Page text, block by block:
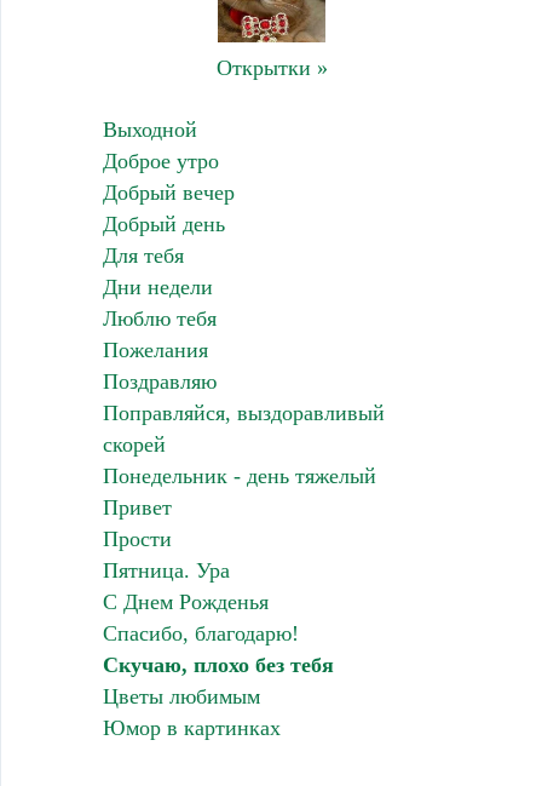
Открытки »
Выходной
Доброе утро
Добрый вечер
Добрый день
Для тебя
Дни недели
Люблю тебя
Пожелания
Поздравляю
Поправляйся, выздоравливый
скорей
Понедельник - день тяжелый
Привет
Прости
Пятница. Ура
С Днем Рожденья
Спасибо, благодарю!
Скучаю, плохо без тебя
Цветы любимым
Юмор в картинках